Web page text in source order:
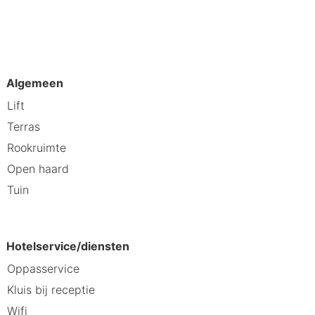
km Sun-Jet - 0,7 km Brauni -
skilift - 5,1 km Heiterwanger
kabelbaan - 13,2 km EUB
- 84,1 km Internationale
en Sonnalmlift. Dit hotel in een
Algemeen
Lift
Terras
Rookruimte
Open haard
Tuin
Hotelservice/diensten
Oppasservice
Kluis bij receptie
Wifi